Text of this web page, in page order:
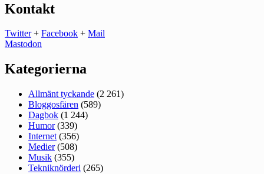
Kontakt
Twitter+ Facebook + Mail
Mastodon
Kategorierna
Allmänt tyckande (2 261)
Bloggosfären (589)
Dagbok (1 244)
Humor(339)
Internet (356)
Medier(508)
Musik (355)
Tekniknörderi (265)